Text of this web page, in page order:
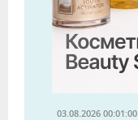
03.08.2026 00:01:00